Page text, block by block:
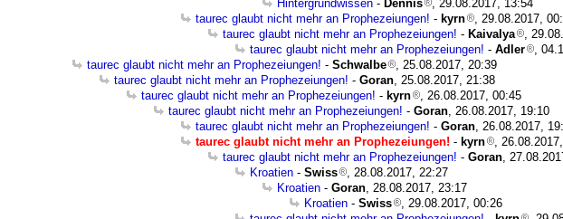
Hintergrundwissen - Dennis
, 29.08.2017, 13:54
taurec glaubt nicht mehr an Prophezeiungen! - kyrn
, 29.08.2017,
taurec glaubt nicht mehr an Prophezeiungen! - Kaivalya
,
taurec glaubt nicht mehr an Prophezeiungen! - Adler
,
taurec glaubt nicht mehr an Prophezeiungen! - Schwalbe
, 25.08.2017, 20:39
taurec glaubt nicht mehr an Prophezeiungen! - Goran, 25.08.2017, 21:38
taurec glaubt nicht mehr an Prophezeiungen! - kyrn
, 26.08.2017, 00:45
taurec glaubt nicht mehr an Prophezeiungen! - Goran, 26.08.2017, 19:10
taurec glaubt nicht mehr an Prophezeiungen! - Goran, 26.08.2017,
taurec glaubt nicht mehr an Prophezeiungen! - kyrn
,
taurec glaubt nicht mehr an Prophezeiungen! - Goran,
Kroatien - Swiss
, 28.08.2017, 22:27
Kroatien - Goran, 28.08.2017, 23:17
Kroatien - Swiss
, 29.08.2017, 00:26